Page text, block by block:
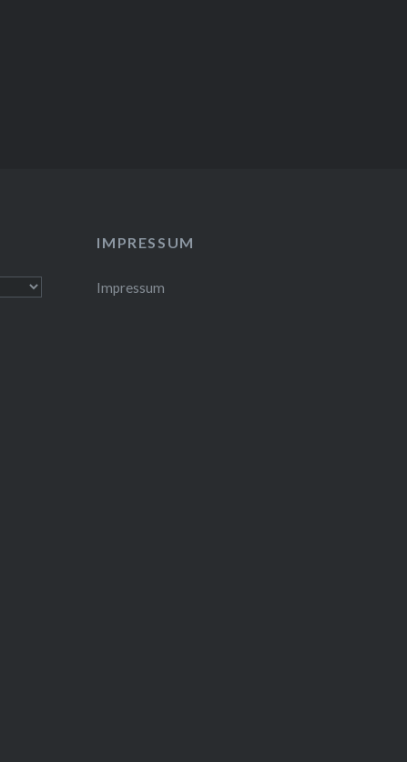
IMPRESSUM
Impressum